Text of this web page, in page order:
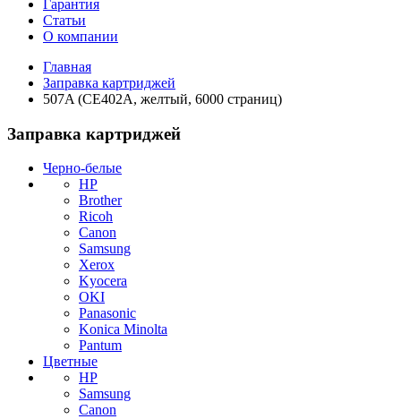
Гарантия
Статьи
О компании
Главная
Заправка картриджей
507A (CE402A, желтый, 6000 страниц)
Заправка картриджей
Черно-белые
HP
Brother
Ricoh
Canon
Samsung
Xerox
Kyocera
OKI
Panasonic
Konica Minolta
Pantum
Цветные
HP
Samsung
Canon